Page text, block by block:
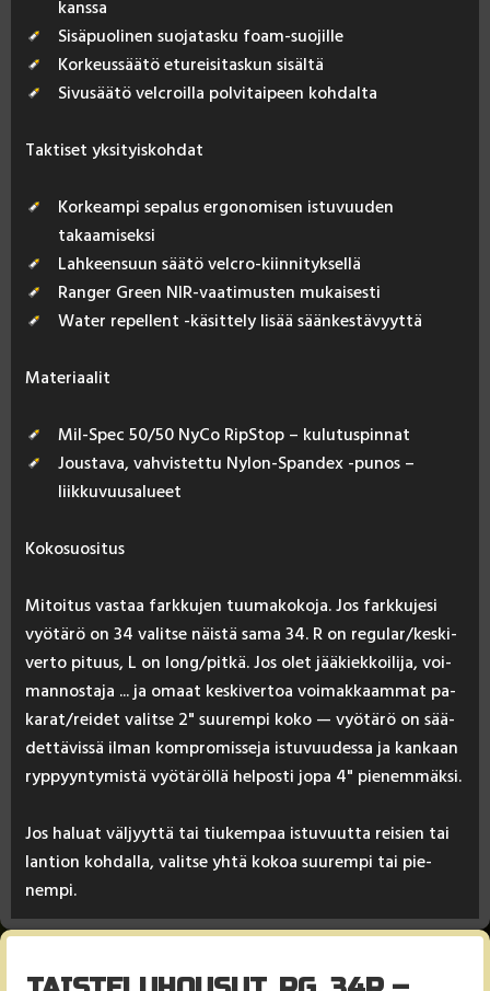
kanssa
Sisäpuolinen suojatasku foam-suojille
Korkeussäätö etureisitaskun sisältä
Sivusäätö velcroilla polvitaipeen kohdalta
Tak­ti­set yk­si­tyis­koh­dat
Korkeampi sepalus ergonomisen istuvuuden
takaamiseksi
Lahkeensuun säätö velcro-kiinnityksellä
Ranger Green NIR-vaatimusten mukaisesti
Water repellent -käsittely lisää säänkestävyyttä
Ma­te­riaa­lit
Mil-Spec 50/50 NyCo RipStop – kulutuspinnat
Joustava, vahvistettu Nylon-Spandex -punos –
liikkuvuusalueet
Ko­ko­suo­si­tus
Mi­toi­tus vas­taa fark­ku­jen tuu­ma­ko­ko­ja. Jos fark­ku­je­si
vyö­tä­rö on 34 va­lit­se näis­tä sa­ma 34. R on re­gu­lar/kes­ki­
ver­to pi­tuus, L on long/pit­kä. Jos olet jää­kiek­koi­li­ja, voi­
man­nos­ta­ja ... ja omaat kes­ki­ver­toa voi­mak­kaam­mat pa­
ka­rat/rei­det va­lit­se 2" suu­rem­pi ko­ko — vyö­tä­rö on sää­
det­tä­vis­sä il­man komp­ro­mis­se­ja is­tu­vuu­des­sa ja kan­kaan
ryp­pyyn­ty­mis­tä vyö­tä­röl­lä hel­pos­ti jo­pa 4" pie­nem­mäk­si.
Jos ha­luat väl­jyyt­tä tai tiu­kem­paa is­tu­vuut­ta rei­sien tai
lan­tion koh­dal­la, va­lit­se yh­tä ko­koa suu­rem­pi tai pie­
nem­pi.